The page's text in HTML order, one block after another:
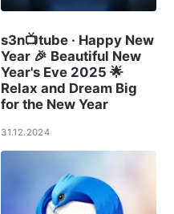
s3n📺tube · Happy New
Year 🎉 Beautiful New
Year's Eve 2025 🌟
Relax and Dream Big
for the New Year
31.12.2024